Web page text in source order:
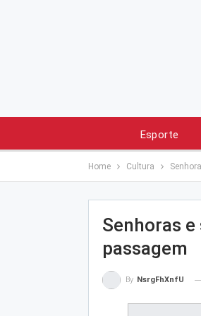
Esporte
Home Cultura
Senhoras
passagem
By NsrgFhXnfU